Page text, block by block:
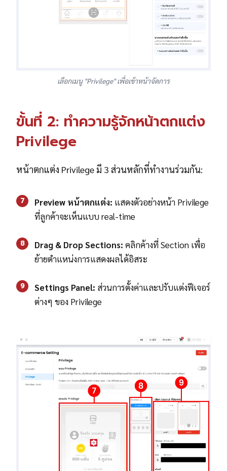
เลือกเมนู "Privilege" เพื่อเข้าหน้าจัดการ
ขั้นที่ 2: ทำความรู้จักหน้าตกแต่ง
Privilege
หน้าตกแต่ง Privilege มี 3 ส่วนหลักที่ทำงานร่วมกัน:
7 Preview หน้าตกแต่ง: แสดงตัวอย่างหน้า Privilege
ที่ลูกค้าจะเห็นแบบ real-time
8 Drag & Drop Sections: คลิกค้างที่ Section เพื่อ
ย้ายตำแหน่งการแสดงผลได้อิสระ
9 Settings Panel: ส่วนการตั้งค่าและปรับแต่งฟีเจอร์
ต่างๆ ของ Privilege